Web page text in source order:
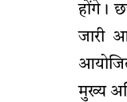
होंगे।
जारी
मुख्य